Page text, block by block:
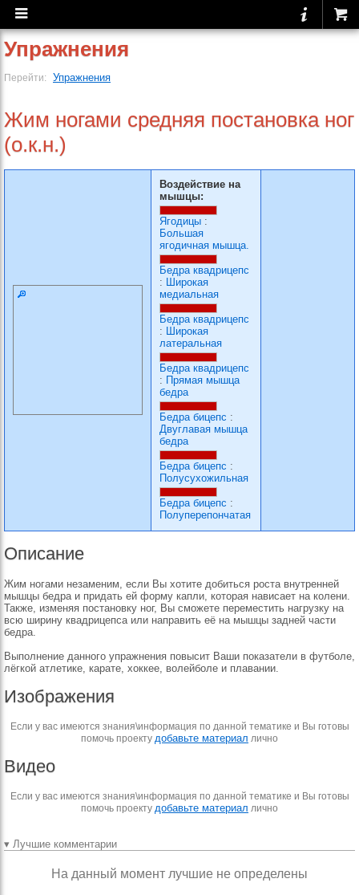
Упражнения
Перейти: Упражнения
Жим ногами средняя постановка ног
(о.к.н.)
Воздействие на
мышцы:
Ягодицы :
Большая
ягодичная мышца.
Бедра квадрицепс
: Широкая
медиальная
Бедра квадрицепс
: Широкая
латеральная
Бедра квадрицепс
: Прямая мышца
бедра
Бедра бицепс :
Двуглавая мышца
бедра
Бедра бицепс :
Полусухожильная
Бедра бицепс :
Полуперепончатая
Описание
Жим ногами незаменим, если Вы хотите добиться роста внутренней
мышцы бедра и придать ей форму капли, которая нависает на колени.
Также, изменяя постановку ног, Вы сможете переместить нагрузку на
всю ширину квадрицепса или направить её на мышцы задней части
бедра.
Выполнение данного упражнения повысит Ваши показатели в футболе,
лёгкой атлетике, карате, хоккее, волейболе и плавании.
Изображения
Если у вас имеются знания\информация по данной тематике и Вы готовы
помочь проекту добавьте материал лично
Видео
Если у вас имеются знания\информация по данной тематике и Вы готовы
помочь проекту добавьте материал лично
▾ Лучшие комментарии
На данный момент лучшие не определены